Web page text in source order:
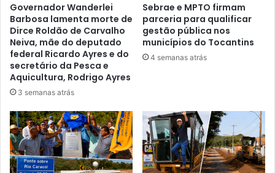
Governador Wanderlei
Barbosa lamenta morte de
Dirce Roldão de Carvalho
Neiva, mãe do deputado
federal Ricardo Ayres e do
secretário da Pesca e
Aquicultura, Rodrigo Ayres
3 semanas atrás
Sebrae e MPTO firmam
parceria para qualificar
gestão pública nos
municípios do Tocantins
4 semanas atrás